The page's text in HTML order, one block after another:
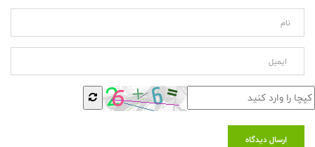
ارسال دیدگاه